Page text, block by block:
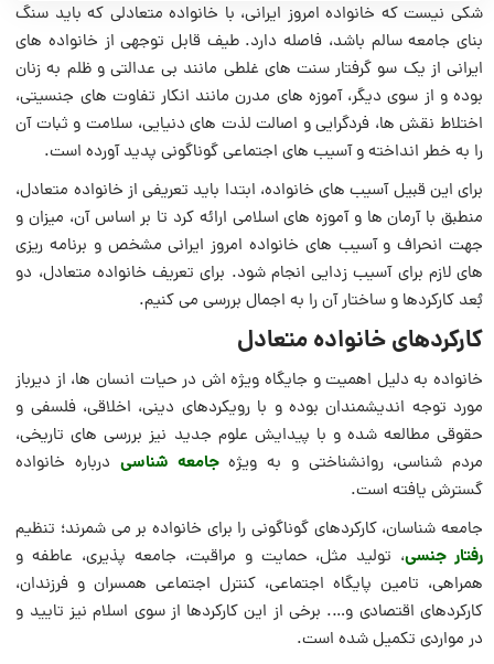
شکی نیست که خانواده امروز ایرانی، با خانواده متعادلی که باید سنگ
بنای جامعه سالم باشد، فاصله دارد. طیف قابل توجهی از خانواده های
ایرانی از یک سو گرفتار سنت های غلطی مانند بی عدالتی و ظلم به زنان
بوده و از سوی دیگر، آموزه های مدرن مانند انکار تفاوت های جنسیتی،
اختلاط نقش ها، فردگرایی و اصالت لذت های دنیایی، سلامت و ثبات آن
را به خطر انداخته و آسیب های اجتماعی گوناگونی پدید آورده است.
برای این قبیل آسیب های خانواده، ابتدا باید تعریفی از خانواده متعادل،
منطبق با آرمان ها و آموزه های اسلامی ارائه کرد تا بر اساس آن، میزان و
جهت انحراف و آسیب های خانواده امروز ایرانی مشخص و برنامه ریزی
های لازم برای آسیب زدایی انجام شود. برای تعریف خانواده متعادل، دو
بُعد کارکردها و ساختار آن را به اجمال بررسی می کنیم.
کارکردهای خانواده متعادل
خانواده به دلیل اهمیت و جایگاه ویژه اش در حیات انسان ها، از دیرباز
مورد توجه اندیشمندان بوده و با رویکردهای دینی، اخلاقی، فلسفی و
حقوقی مطالعه شده و با پیدایش علوم جدید نیز بررسی های تاریخی،
مردم شناسی، روانشناختی و به ویژهجامعه شناسی درباره خانواده
گسترش یافته است.
جامعه شناسان، کارکردهای گوناگونی را برای خانواده بر می شمرند؛ تنظیم
رفتار جنسی، تولید مثل، حمایت و مراقبت، جامعه پذیری، عاطفه و
همراهی، تامین پایگاه اجتماعی، کنترل اجتماعی همسران و فرزندان،
کارکردهای اقتصادی و…. برخی از این کارکردها از سوی اسلام نیز تایید و
در مواردی تکمیل شده است.